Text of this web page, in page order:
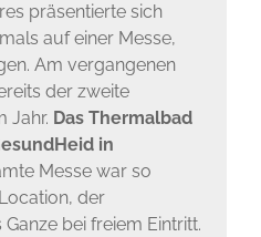
präsentierte sich
auf einer Messe,
Am vergangenen
der zweite
Jahr. Das Thermalbad
in
Messe war so
der
bei freiem Eintritt.